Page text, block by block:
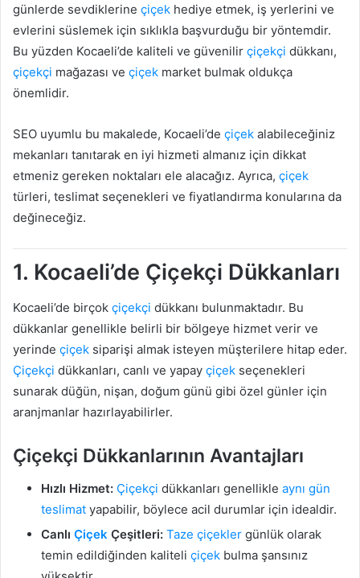
günlerde sevdiklerine çiçek hediye etmek, iş yerlerini ve
evlerini süslemek için sıklıkla başvurduğu bir yöntemdir.
Bu yüzden Kocaeli’de kaliteli ve güvenilir çiçekçi dükkanı,
çiçekçi mağazası ve çiçek market bulmak oldukça
önemlidir.
SEO uyumlu bu makalede, Kocaeli’de çiçek alabileceğiniz
mekanları tanıtarak en iyi hizmeti almanız için dikkat
etmeniz gereken noktaları ele alacağız. Ayrıca, çiçek
türleri, teslimat seçenekleri ve fiyatlandırma konularına da
değineceğiz.
1. Kocaeli’de Çiçekçi Dükkanları
Kocaeli’de birçok çiçekçi dükkanı bulunmaktadır. Bu
dükkanlar genellikle belirli bir bölgeye hizmet verir ve
yerinde çiçek siparişi almak isteyen müşterilere hitap eder.
Çiçekçi dükkanları, canlı ve yapay çiçek seçenekleri
sunarak düğün, nişan, doğum günü gibi özel günler için
aranjmanlar hazırlayabilirler.
Çiçekçi Dükkanlarının Avantajları
Hızlı Hizmet: Çiçekçi dükkanları genellikle aynı gün
teslimat yapabilir, böylece acil durumlar için idealdir.
Canlı Çiçek Çeşitleri: Taze çiçekler günlük olarak
temin edildiğinden kaliteli çiçek bulma şansınız